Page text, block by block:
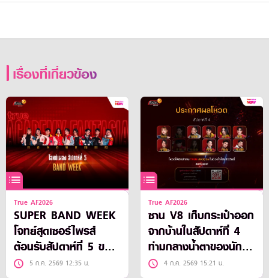
เรื่องที่เกี่ยวข้อง
True AF2026
SUPER BAND WEEK
โจทย์สุดเซอร์ไพรส์
ต้อนรับสัปดาห์ที่ 5 ของ
TRUE AF2026
5 ก.ค. 2569 12:35 น.
True AF2026
ซาน V8 เก็บกระเป๋าออก
จากบ้านในสัปดาห์ที่ 4
ท่ามกลางน้ำตาของนักล่า
ฝันที่เหลืออยู่
4 ก.ค. 2569 15:21 น.